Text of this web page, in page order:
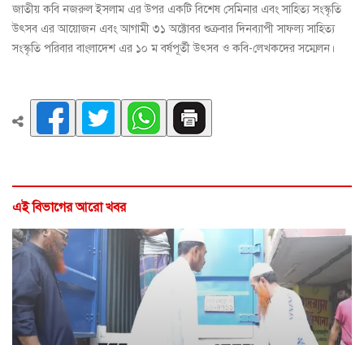
জাতীয় কবি নজরুল ইসলাম এর উপর একটি বিশেষ সেমিনার এবং সাহিত্য সংস্কৃতি
উৎসব এর আয়োজন এবং আগামী ৩১ অক্টোবর শুক্রবার দিনব্যাপী সাফল্য সাহিত্য
সংস্কৃতি পরিবার বাংলাদেশ এর ১০ ম বর্ষপূর্তী উৎসব ও কবি-লেখকদের সম্মেলন।
এই বিভাগের আরো খবর